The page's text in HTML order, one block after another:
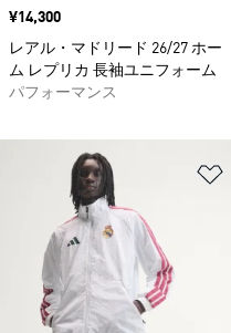
価格
¥14,300
レアル・マドリード 26/27 ホー
ム レプリカ 長袖ユニフォーム
パフォーマンス